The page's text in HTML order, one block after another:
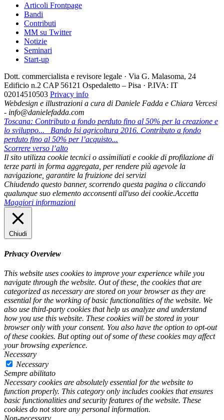
Articoli Frontpage
Bandi
Contributi
MM su Twitter
Notizie
Seminari
Start-up
Dott. commercialista e revisore legale · Via G. Malasoma, 24
Edificio n.2 CAP 56121 Ospedaletto – Pisa · P.IVA: IT
02014510503 Privacy info
Webdesign e illustrazioni a cura di Daniele Fadda e Chiara Vercesi
- info@danielefadda.com
Toscana: Contributo a fondo perduto fino al 50% per la creazione e
lo sviluppo...
Bando Isi agricoltura 2016. Contributo a fondo
perduto fino al 50% per l’acquisto...
Scorrere verso l’alto
Il sito utilizza cookie tecnici o assimiliati e cookie di profilazione di
terze parti in forma aggregata, per rendere più agevole la
navigazione, garantire la fruizione dei servizi
Chiudendo questo banner, scorrendo questa pagina o cliccando
qualunque suo elemento acconsenti all'uso dei cookie.Accetta
Maggiori informazioni
Chiudi
Privacy Overview
This website uses cookies to improve your experience while you
navigate through the website. Out of these, the cookies that are
categorized as necessary are stored on your browser as they are
essential for the working of basic functionalities of the website. We
also use third-party cookies that help us analyze and understand
how you use this website. These cookies will be stored in your
browser only with your consent. You also have the option to opt-out
of these cookies. But opting out of some of these cookies may affect
your browsing experience.
Necessary
Necessary
Sempre abilitato
Necessary cookies are absolutely essential for the website to
function properly. This category only includes cookies that ensures
basic functionalities and security features of the website. These
cookies do not store any personal information.
Non-necessary